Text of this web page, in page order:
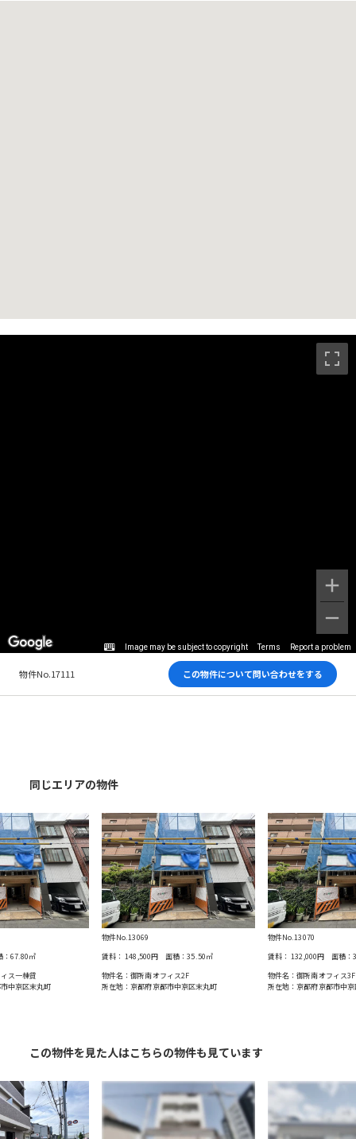
Image may be subject to copyright Terms Report a problem
物件No.17111 この物件について問い合わせをする
同じエリアの物件
67.80㎡
ス一棟貸
中京区末丸町
物件No.13069
賃料： 148,500円面積：35.50㎡
物件名：御所南オフィス2F
所在地：京都府京都市中京区末丸町
物件No.13070
賃料： 132,000円面積：
物件名：御所南オフィス3F
所在地：京都府京都市中
この物件を見た人はこちらの物件も見ています